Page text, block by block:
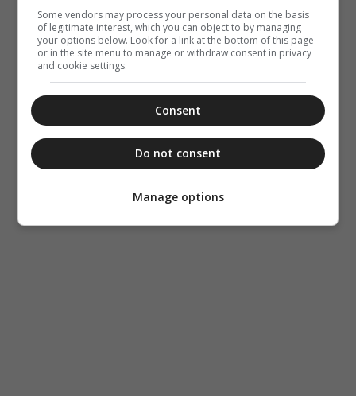
Some vendors may process your personal data on the basis
of legitimate interest, which you can object to by managing
your options below. Look for a link at the bottom of this page
or in the site menu to manage or withdraw consent in privacy
and cookie settings.
Consent
Do not consent
Manage options